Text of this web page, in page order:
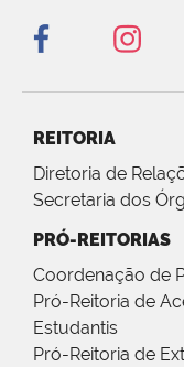
REITORIA
Diretoria de
Secretaria dos
PRÓ-REITORIAS
Coordenação de
Pró-Reitoria de
Estudantis
Pró-Reitoria de